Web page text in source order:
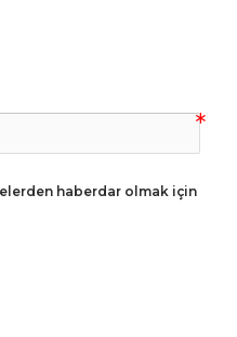
haberdar olmak için